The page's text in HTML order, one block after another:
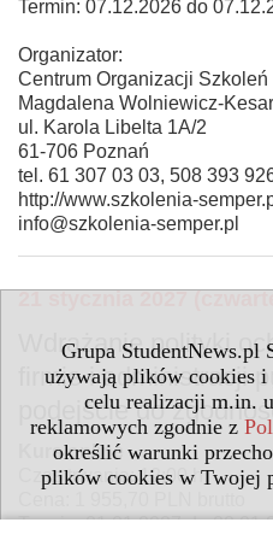
Grupa StudentNews.pl
używają plików cookies
celu realizacji m.in.
reklamowych zgodnie z
określić warunki
plików cookies w Twojej
Termin: 07.12.2026 do
Organizator:
Centrum Organizacji
Magdalena Wolniewicz-
ul. Karola Libelta 1A/2
61-706 Poznań
tel. 61 307 03 03, 508 393
http://www.szkolenia-
info@szkolenia-semper.pl
Wdrażanie polityki
firmie i administracji
podejście do
Kurs online
Czas trwania: 12:00 h
Termin: 21.01.2027 do